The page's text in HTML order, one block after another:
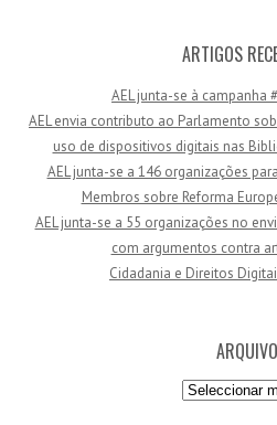
e
ARTIGOS
AEL junta-se à campanha
AEL envia contributo ao Parlamento
uso de dispositivos digitais nas
AEL junta-se a 146 organizações
Membros sobre Reforma
AEL junta-se a 55 organizações no
com argumentos contra
Cidadania e Direitos
ARQUIVO
Arquivo